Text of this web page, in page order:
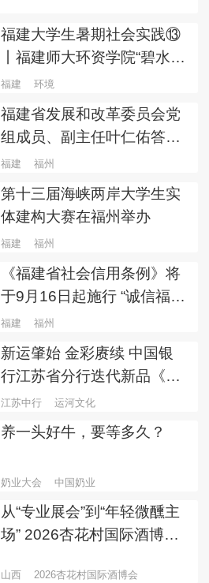
福建大学生暑期社会实践⑬
丨福建师大环资学院“碧水安
澜”实践队把专业论文写在闽
山闽水间
福建 环境
福建省发展和改革委员会党
组成员、副主任叶仁佑答央
视网：切实把“减证明、优服
务、强信用”落到实处
福建 福州
第十三届海峡两岸大学生实
体建构大赛在福州举办
福建 福州
《福建省社会信用条例》将
于9月16日起施行 “诚信福
建”建设迈入法治化新阶段
福建 福州
新运肇始 金彩赓续 中国银
行江苏省分行迭代新品《大
运金》—富贵满堂发布
江苏中行 运河文化
养一头好牛，要等多久？
奶业大会 中国奶业
从“专业展会”到“年轻微醺主
场” 2026杏花村国际酒博会8
山西 2026杏花村国际酒博会